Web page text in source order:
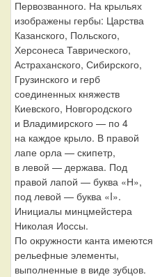
Первозванного. На крыльях
изображены гербы: Царства
Казанского, Польского,
Херсонеса Таврического,
Астраханского, Сибирского,
Грузинского и герб
соединенных княжеств
Киевского, Новгородского
и Владимирского — по 4
на каждое крыло. В правой
лапе орла — скипетр,
в левой — держава. Под
правой лапой — буква «Н»,
под левой — буква «I».
Инициалы минцмейстера
Николая Иоссы.
По окружности канта имеются
рельефные элементы,
выполненные в виде зубцов.